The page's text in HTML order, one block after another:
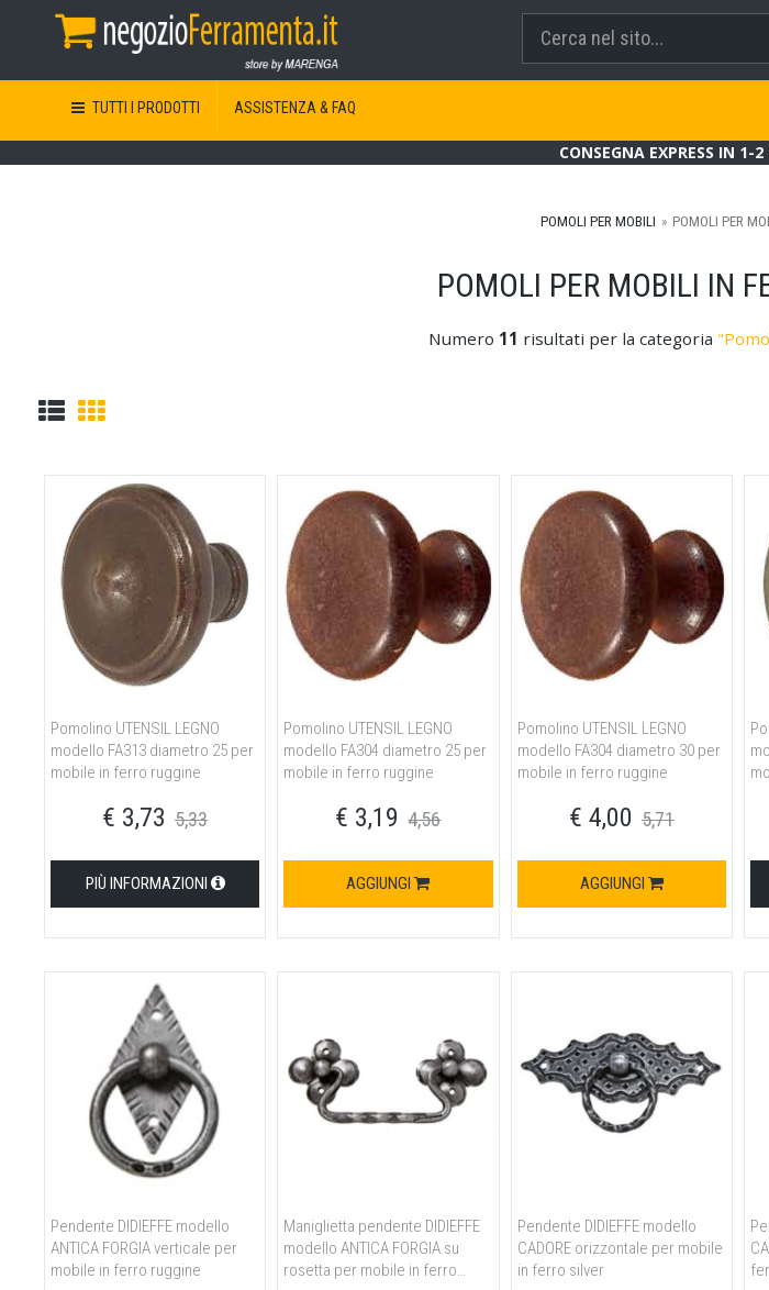
TUTTI I PRODOTTI ASSISTENZA & FAQ
CONSEGNA EXPRESS IN 1-
POMOLI PER MOBILI POMOLI PER
POMOLI PER MOBILI IN
Numero 11 risultati per la categoria
Pomolino UTENSIL LEGNO
modello FA313 diametro 25 per
mobile in ferro ruggine
€ 3,73 5,33
PIÙ INFORMAZIONI
Pomolino UTENSIL LEGNO
modello FA304 diametro 25 per
mobile in ferro ruggine
€ 3,19 4,56
AGGIUNGI
Pomolino UTENSIL LEGNO
modello FA304 diametro 30 per
mobile in ferro ruggine
€ 4,00 5,71
AGGIUNGI
Pendente DIDIEFFE modello
ANTICA FORGIA verticale per
mobile in ferro ruggine
Maniglietta pendente DIDIEFFE
modello ANTICA FORGIA su
rosetta per mobile in ferro
Pendente DIDIEFFE modello
CADORE orizzontale per mobile
in ferro silver